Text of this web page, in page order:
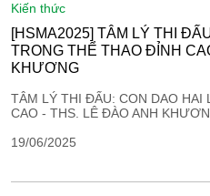
kiến thức
[HSMA2025] TÂM LÝ THI
TRONG THỂ THAO ĐỈNH
KHƯƠNG
TÂM LÝ THI ĐẤU: CON DAO
CAO - THS. LÊ ĐÀO ANH
19/06/2025